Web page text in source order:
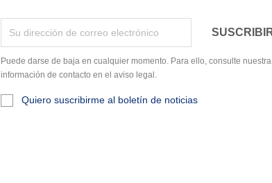
Puede darse de baja en cualquier momento. Para ello, consulte nuestra
información de contacto en el aviso legal.
Quiero suscribirme al boletín de noticias